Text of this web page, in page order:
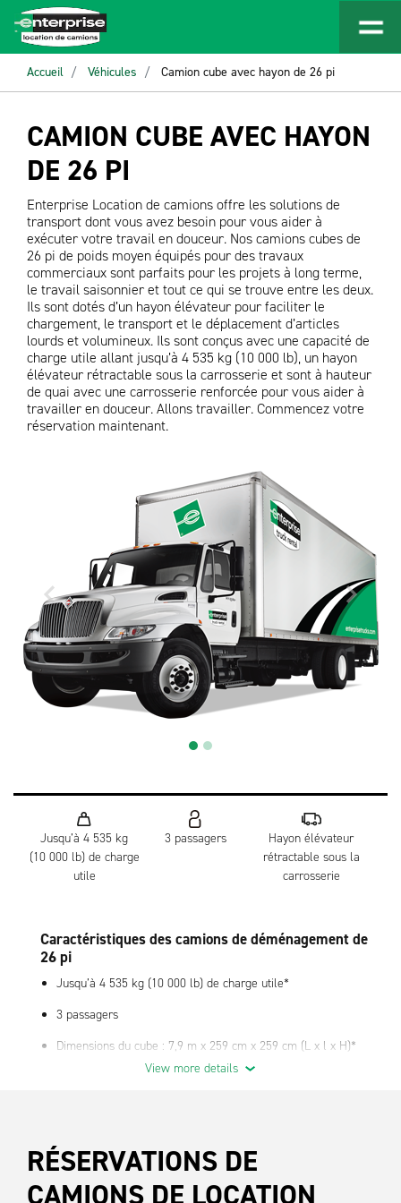
Accueil Véhicules Camion cube avec hayon de 26 pi
CAMION CUBE AVEC HAYON
DE 26 PI
Enterprise Location de camions offre les solutions de
transport dont vous avez besoin pour vous aider à
exécuter votre travail en douceur. Nos camions cubes de
26 pi de poids moyen équipés pour des travaux
commerciaux sont parfaits pour les projets à long terme,
le travail saisonnier et tout ce qui se trouve entre les deux.
Ils sont dotés d’un hayon élévateur pour faciliter le
chargement, le transport et le déplacement d’articles
lourds et volumineux. Ils sont conçus avec une capacité de
charge utile allant jusqu’à 4 535 kg (10 000 lb), un hayon
élévateur rétractable sous la carrosserie et sont à hauteur
de quai avec une carrosserie renforcée pour vous aider à
travailler en douceur. Allons travailler. Commencez votre
réservation maintenant.
Jusqu’à 4 535 kg
(10 000 lb) de charge
utile
3 passagers
Hayon élévateur
rétractable sous la
carrosserie
Caractéristiques des camions de déménagement de
26 pi
Jusqu’à 4 535 kg (10 000 lb) de charge utile*
3 passagers
Dimensions du cube : 7,9 m x 259 cm x 259 cm (L x l x H)*
Hayon rétractable sous la carrosserie
Moteur diesel – conforme aux normes de l’Environmental
Protection Agency, économique, moins d’arrêts de ravitaillement
View more details
RÉSERVATIONS DE
CAMIONS DE LOCATION